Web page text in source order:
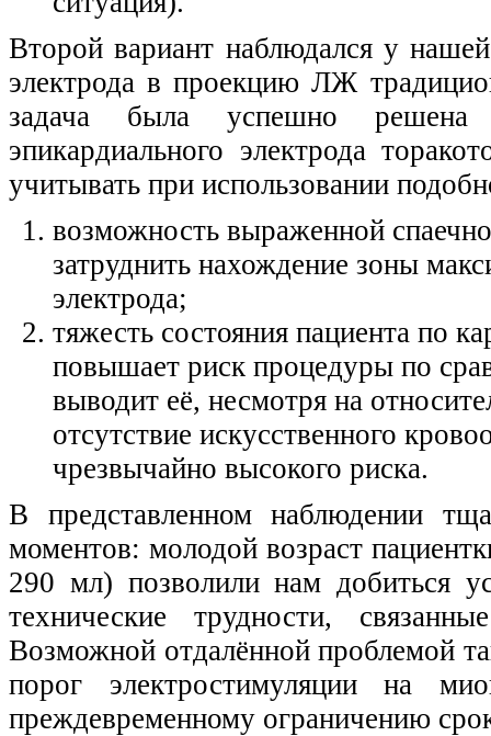
Второй вариант наблюдался у
электрода в проекцию ЛЖ
задача была успешно решена
эпикардиального электрода
учитывать при использовании
возможность выраженной
затруднить нахождение зоны
электрода;
тяжесть состояния пациента по
повышает риск процедуры по
выводит её, несмотря на
отсутствие искусственного
чрезвычайно высокого риска.
В представленном наблюдении
моментов: молодой возраст
290 мл) позволили нам добиться
технические трудности,
Возможной отдалённой проблемой
порог электростимуляции на
преждевременному ограничению